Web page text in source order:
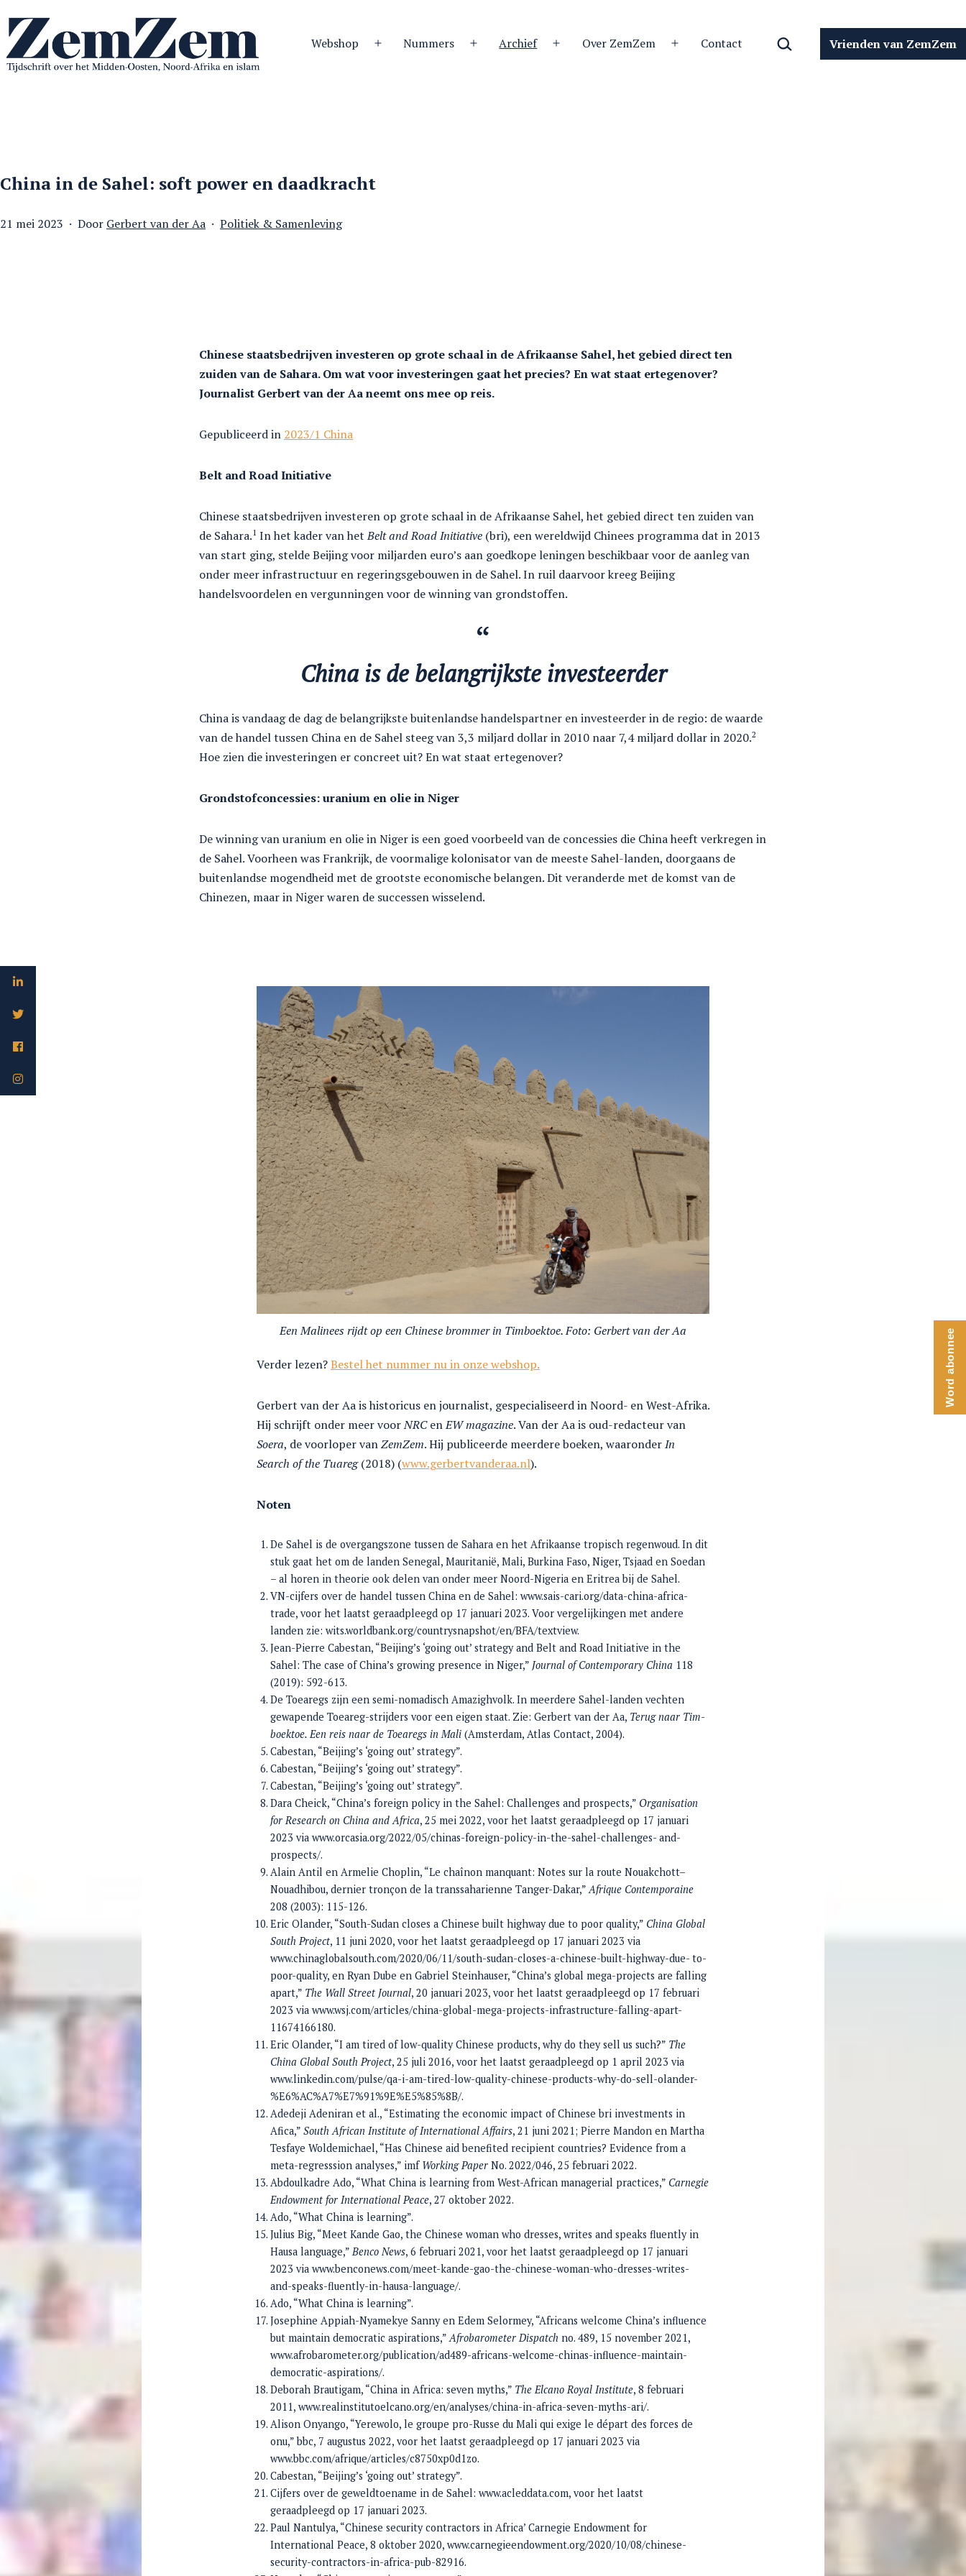
naar
de
inhoud
Webshop
Open
Nummers
Open
Archief
Open
Over ZemZem
Open
Contact Zoeken… Vrienden van ZemZem
China in de Sahel: soft power en daadkracht
Gepubliceerd
21 mei 2023 Door Gerbert van der Aa
Gecategoriseerd
Politiek & Samenleving
Chinese staatsbedrijven investeren op grote schaal in de Afrikaanse Sahel, het gebied direct ten
zuiden van de Sahara. Om wat voor investeringen gaat het precies? En wat staat ertegenover?
Journalist Gerbert van der Aa neemt ons mee op reis.
Gepubliceerd in 2023/1 China
Belt and Road Initiative
Chinese staatsbedrijven investeren op grote schaal in de Afrikaanse Sahel, het gebied direct ten zuiden van
de Sahara.1 In het kader van hetBelt and Road Initiative (bri), een wereldwijd Chinees programma dat in 2013
van start ging, stelde Beijing voor miljarden euro’s aan goedkope leningen beschikbaar voor de aanleg van
onder meer infrastructuur en regeringsgebouwen in de Sahel. In ruil daarvoor kreeg Beijing
handelsvoordelen en vergunningen voor de winning van grondstoffen.
China is de belangrijkste investeerder
China is vandaag de dag de belangrijkste buitenlandse handelspartner en investeerder in de regio: de waarde
van de handel tussen China en de Sahel steeg van 3,3 miljard dollar in 2010 naar 7,4 miljard dollar in 2020.2
Hoe zien die investeringen er concreet uit? En wat staat ertegenover?
Grondstofconcessies: uranium en olie in Niger
De winning van uranium en olie in Niger is een goed voorbeeld van de concessies die China heeft verkregen in
de Sahel. Voorheen was Frankrijk, de voormalige kolonisator van de meeste Sahel-landen, doorgaans de
buitenlandse mogendheid met de grootste economische belangen. Dit veranderde met de komst van de
Chinezen, maar in Niger waren de successen wisselend.
Een Malinees rijdt op een Chinese brommer in Timboektoe. Foto: Gerbert van der Aa
Verder lezen?Bestel het nummer nu in onze webshop.
Gerbert van der Aa is historicus en journalist, gespecialiseerd in Noord- en West-Afrika.
Hij schrijft onder meer voorNRCenEW magazine. Van der Aa is oud-redacteur van
Soera, de voorloper vanZemZem. Hij publiceerde meerdere boeken, waaronderIn
Search of the Tuareg(2018) (www.gerbertvanderaa.nl).
Noten
De Sahel is de overgangszone tussen de Sahara en het Afrikaanse tropisch regenwoud. In dit
stuk gaat het om de landen Senegal, Mauritanië, Mali, Burkina Faso, Niger, Tsjaad en Soedan
– al horen in theorie ook delen van onder meer Noord-Nigeria en Eritrea bij de Sahel.
VN-cijfers over de handel tussen China en de Sahel: www.sais-cari.org/data-china-africa-
trade, voor het laatst geraadpleegd op 17 januari 2023. Voor vergelijkingen met andere
landen zie: wits.worldbank.org/countrysnapshot/en/BFA/textview.
Jean-Pierre Cabestan, “Beijing’s ‘going out’ strategy and Belt and Road Initiative in the
Sahel: The case of China’s growing presence in Niger,” Journal of Contemporary China 118
(2019): 592-613.
De Toearegs zijn een semi-nomadisch Amazighvolk. In meerdere Sahel-landen vechten
gewapende Toeareg-strijders voor een eigen staat. Zie: Gerbert van der Aa, Terug naar Tim-
boektoe. Een reis naar de Toearegs in Mali(Amsterdam, Atlas Contact, 2004).
Cabestan, “Beijing’s ‘going out’ strategy”.
Cabestan, “Beijing’s ‘going out’ strategy”.
Cabestan, “Beijing’s ‘going out’ strategy”.
Dara Cheick, “China’s foreign policy in the Sahel: Challenges and prospects,” Organisation
for Research on China and Africa, 25 mei 2022, voor het laatst geraadpleegd op 17 januari
2023 via www.orcasia.org/2022/05/chinas-foreign-policy-in-the-sahel-challenges- and-
prospects/.
Alain Antil en Armelie Choplin, “Le chaînon manquant: Notes sur la route Nouakchott–
Nouadhibou, dernier tronçon de la transsaharienne Tanger-Dakar,”Afrique Contemporaine
208 (2003): 115-126.
Eric Olander, “South-Sudan closes a Chinese built highway due to poor quality,” China Global
South Project, 11 juni 2020, voor het laatst geraadpleegd op 17 januari 2023 via
www.chinaglobalsouth.com/2020/06/11/south-sudan-closes-a-chinese-built-highway-due- to-
poor-quality, en Ryan Dube en Gabriel Steinhauser, “China’s global mega-projects are falling
apart,” The Wall Street Journal, 20 januari 2023, voor het laatst geraadpleegd op 17 februari
2023 via www.wsj.com/articles/china-global-mega-projects-infrastructure-falling-apart-
11674166180.
Eric Olander, “I am tired of low-quality Chinese products, why do they sell us such?” The
China Global South Project, 25 juli 2016, voor het laatst geraadpleegd op 1 april 2023 via
www.linkedin.com/pulse/qa-i-am-tired-low-quality-chinese-products-why-do-sell-olander-
%E6%AC%A7%E7%91%9E%E5%85%8B/.
Adedeji Adeniran et al., “Estimating the economic impact of Chinese bri investments in
Afica,”South African Institute of International Affairs, 21 juni 2021; Pierre Mandon en Martha
Tesfaye Woldemichael, “Has Chinese aid benefited recipient countries? Evidence from a
meta-regresssion analyses,” imf Working PaperNo. 2022/046, 25 februari 2022.
Abdoulkadre Ado, “What China is learning from West-African managerial practices,” Carnegie
Endowment for International Peace, 27 oktober 2022.
Ado, “What China is learning”.
Julius Big, “Meet Kande Gao, the Chinese woman who dresses, writes and speaks fluently in
Hausa language,” Benco News, 6 februari 2021, voor het laatst geraadpleegd op 17 januari
2023 via www.benconews.com/meet-kande-gao-the-chinese-woman-who-dresses-writes-
and-speaks-fluently-in-hausa-language/.
Ado, “What China is learning”.
Josephine Appiah-Nyamekye Sanny en Edem Selormey, “Africans welcome China’s influence
but maintain democratic aspirations,”Afrobarometer Dispatch no. 489, 15 november 2021,
www.afrobarometer.org/publication/ad489-africans-welcome-chinas-influence-maintain-
democratic-aspirations/.
Deborah Brautigam, “China in Africa: seven myths,” The Elcano Royal Institute, 8 februari
2011, www.realinstitutoelcano.org/en/analyses/china-in-africa-seven-myths-ari/.
Alison Onyango, “Yerewolo, le groupe pro-Russe du Mali qui exige le départ des forces de
onu,” bbc, 7 augustus 2022, voor het laatst geraadpleegd op 17 januari 2023 via
www.bbc.com/afrique/articles/c8750xp0d1zo.
Cabestan, “Beijing’s ‘going out’ strategy”.
Cijfers over de geweldtoename in de Sahel: www.acleddata.com, voor het laatst
geraadpleegd op 17 januari 2023.
Paul Nantulya, “Chinese security contractors in Africa’ Carnegie Endowment for
International Peace, 8 oktober 2020, www.carnegieendowment.org/2020/10/08/chinese-
security-contractors-in-africa-pub-82916.
Word abonnee